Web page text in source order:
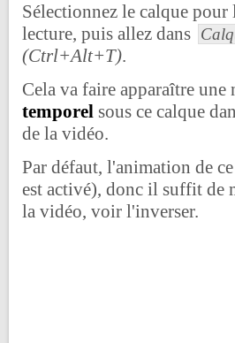
Sélectionnez le calque
lecture, puis allez dans
(Ctrl+Alt+T).
Cela va faire apparaître
temporel sous ce calque
de la vidéo.
Par défaut, l'animation de
est activé), donc il suffit de
la vidéo, voir l'inverser.